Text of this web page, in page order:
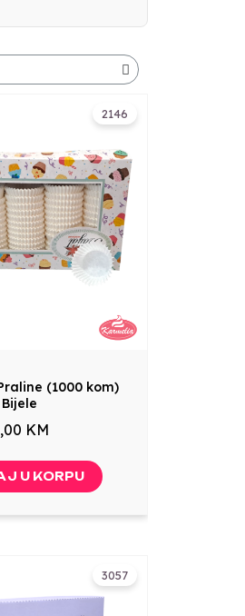
2146
(1000 kom)
Bijele
KM
U KORPU
3057